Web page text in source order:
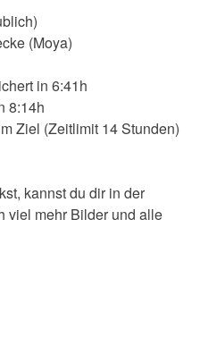
(Moya)
in 6:41h
8:14h
Ziel (Zeitlimit 14 Stunden)
kannst du dir in der
viel mehr Bilder und alle